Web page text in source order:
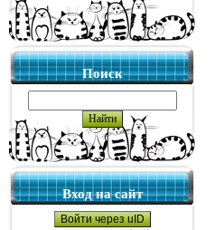
Поиск
Вход на сайт
Войти через uID